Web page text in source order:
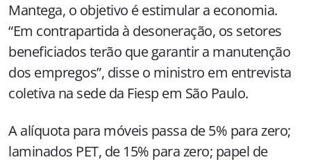
Mantega, o objetivo é estimular a economia.
“Em contrapartida à desoneração, os setores
beneficiados terão que garantir a manutenção
dos empregos”, disse o ministro em entrevista
coletiva na sede da Fiesp em São Paulo.
A alíquota para móveis passa de 5% para zero;
laminados PET, de 15% para zero; papel de